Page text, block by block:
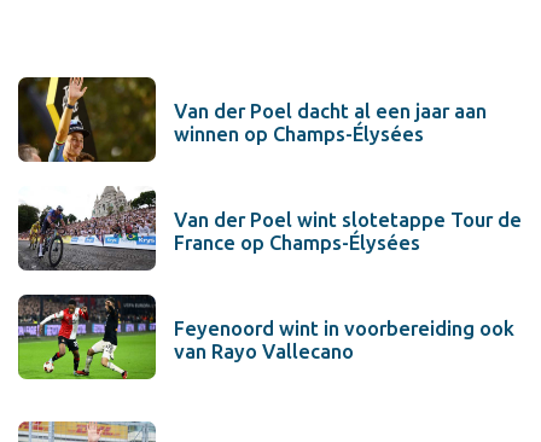
Van der Poel dacht al een jaar aan
winnen op Champs-Élysées
Van der Poel wint slotetappe Tour de
France op Champs-Élysées
Feyenoord wint in voorbereiding ook
van Rayo Vallecano